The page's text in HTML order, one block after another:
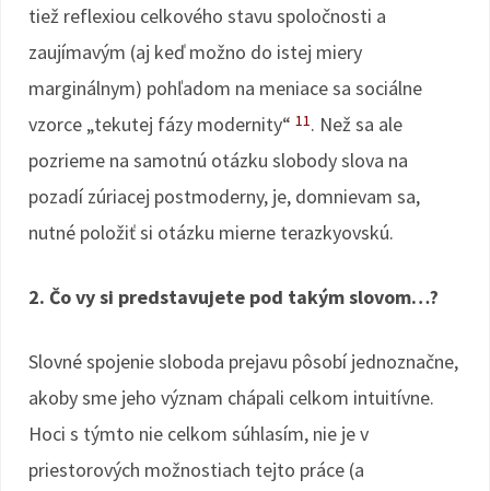
tiež reflexiou celkového stavu spoločnosti a
zaujímavým (aj keď možno do istej miery
marginálnym) pohľadom na meniace sa sociálne
vzorce „tekutej fázy modernity“ 11. Než sa ale
pozrieme na samotnú otázku slobody slova na
pozadí zúriacej postmoderny, je, domnievam sa,
nutné položiť si otázku mierne terazkyovskú.
2. Čo vy si predstavujete pod takým slovom…?
Slovné spojenie sloboda prejavu pôsobí jednoznačne,
akoby sme jeho význam chápali celkom intuitívne.
Hoci s týmto nie celkom súhlasím, nie je v
priestorových možnostiach tejto práce (a